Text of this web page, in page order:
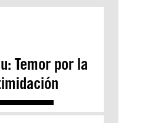
Temor por la